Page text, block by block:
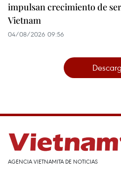
impulsan crecimiento de
Vietnam
04/08/2026 09:56
AGENCIA VIETNAMITA DE NOTICIAS